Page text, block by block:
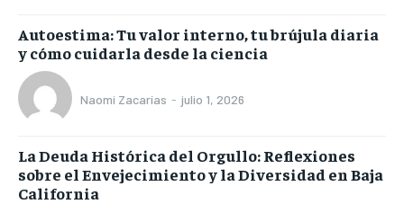
Autoestima: Tu valor interno, tu brújula diaria
y cómo cuidarla desde la ciencia
Naomi Zacarías - julio 1, 2026
La Deuda Histórica del Orgullo: Reflexiones
sobre el Envejecimiento y la Diversidad en Baja
California